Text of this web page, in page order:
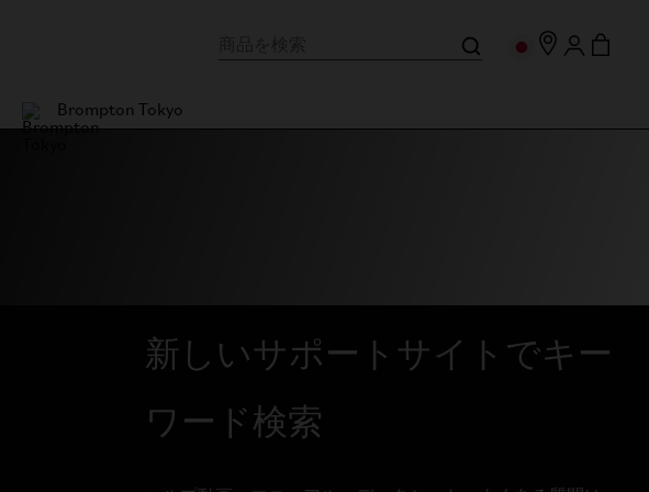
Brompton Tokyo
新しいサポートサイトでキー
ワード検索